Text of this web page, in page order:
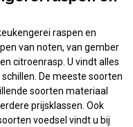
raspen en
van noten, van gember
citroenrasp. U vindt alles
De meeste soorten
soorten materiaal
prijsklassen. Ook
voedsel vindt u bij